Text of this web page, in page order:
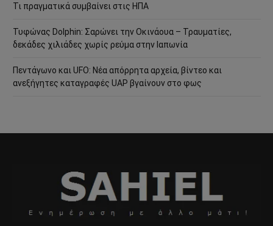
Τι πραγματικά συμβαίνει στις ΗΠΑ
Τυφώνας Dolphin: Σαρώνει την Οκινάουα – Τραυματίες,
δεκάδες χιλιάδες χωρίς ρεύμα στην Ιαπωνία
Πεντάγωνο και UFO: Νέα απόρρητα αρχεία, βίντεο και
ανεξήγητες καταγραφές UAP βγαίνουν στο φως